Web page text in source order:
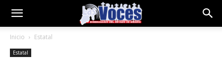
Inicio Estatal
Estatal